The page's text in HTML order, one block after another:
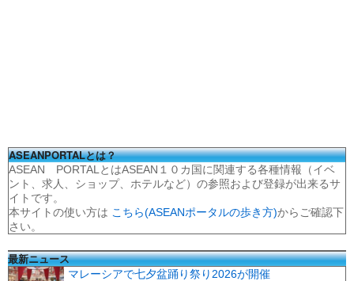
ASEANPORTALとは？
ASEAN PORTALとはASEAN１０カ国に関連する各種情報（イベ
ント、求人、ショップ、ホテルなど）の参照および登録が出来るサ
イトです。
本サイトの使い方は こちら(ASEANポータルの歩き方)からご確認下
さい。
最新ニュース
マレーシアで七夕盆踊り祭り2026が開催